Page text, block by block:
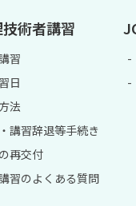
術者講習
習
日
法
講習辞退等手続き
再交付
習のよくある質問